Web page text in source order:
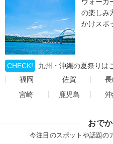
ウォーカ
の楽しみ
かけスポ
CHECK!
九州・沖縄の夏祭りは
福岡
佐賀
宮崎
鹿児島
おで
今注目のスポットや話題の